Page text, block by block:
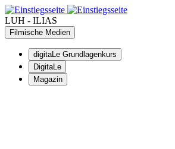
LUH - ILIAS
Filmische Medien
digitaLe Grundlagenkurs
DigitaLe
Magazin